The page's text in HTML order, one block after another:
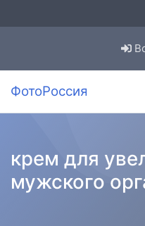
ФотоРоссия
крем для
мужского